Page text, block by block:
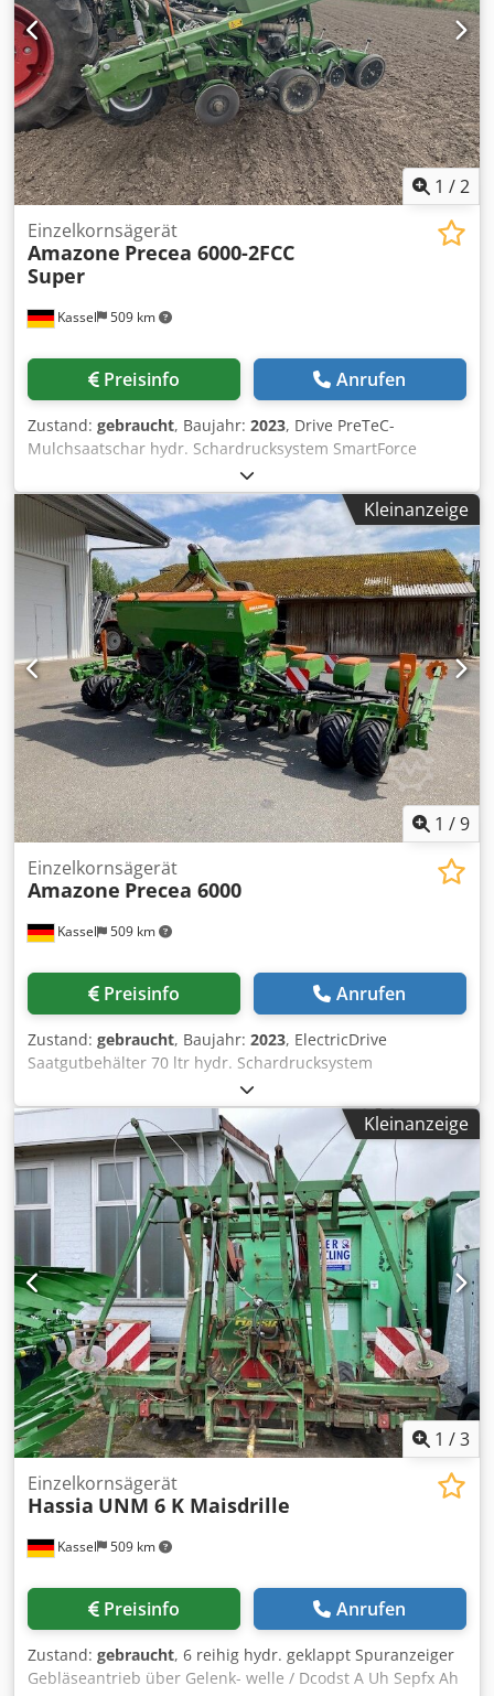
1 /2
Kassel 509 km
Einzelkornsägerät
Amazone Precea 6000-2FCC
Super
Preisinfo Anrufen
Zustand: gebraucht, Baujahr: 2023, Drive PreTeC-
Mulchsaatschar hydr. Schardrucksystem SmartForce
Verteilerkopf f. / Frontbehälter ISOBUS-
Maschinensteuerung Frontanbaubehält. FTender 2200 /
Behälterdeckel Befüllschnecke FTender 1-fach
Förderstrecke autarke / ISOBUS-Maschinensteuer Dsdpfx
Aotp Hmroh Njck
Kleinanzeige
1 /9
Kassel 509 km
Einzelkornsägerät
Amazone Precea 6000
Preisinfo Anrufen
Zustand: gebraucht, Baujahr: 2023, ElectricDrive
Saatgutbehälter 70 ltr hydr. Schardrucksystem
Heckdüngerbehälter / 1250 ltr LED Beleuchtung Twin
Terminal 3.0 Traktor ISObus Terminal / Dedpfx Ahst H
Hmue Njck
Kleinanzeige
1 /3
Kassel 509 km
Einzelkornsägerät
Hassia UNM 6 K Maisdrille
Preisinfo Anrufen
Zustand: gebraucht, 6 reihig hydr. geklappt Spuranzeiger
Gebläseantrieb über Gelenk- welle / Dcodst A Uh Sepfx Ah